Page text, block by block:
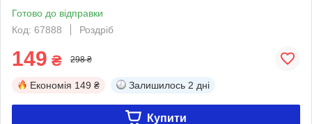
Готово до відправки
Код: 67888
Роздріб
149 ₴ 298 ₴
Економія 149 ₴ Залишилось 2 дні
Купити